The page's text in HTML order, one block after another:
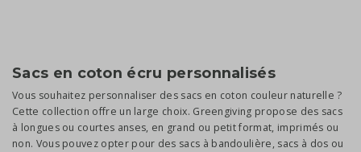
Sacs en coton écru personnalisés
Vous souhaitez personnaliser des sacs en coton couleur naturelle ?
Cette collection offre un large choix. Greengiving propose des sacs
à longues ou courtes anses, en grand ou petit format, imprimés ou
non. Vous pouvez opter pour des sacs à bandoulière, sacs à dos ou